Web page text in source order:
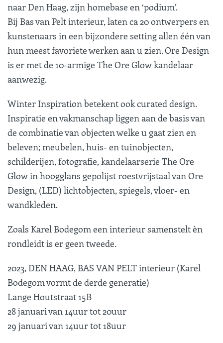
naar Den Haag, zijn homebase en ‘podium’.
Bij Bas van Pelt interieur, laten ca 20 ontwerpers en
kunstenaars in een bijzondere setting allen één van
hun meest favoriete werken aan u zien. Ore Design
is er met de 10-armige The Ore Glow kandelaar
aanwezig.
Winter Inspiration betekent ook curated design.
Inspiratie en vakmanschap liggen aan de basis van
de combinatie van objecten welke u gaat zien en
beleven; meubelen, huis- en tuinobjecten,
schilderijen, fotografie, kandelaarserie The Ore
Glow in hoogglans gepolijst roestvrijstaal van Ore
Design, (LED) lichtobjecten, spiegels, vloer- en
wandkleden.
Zoals Karel Bodegom een interieur samenstelt èn
rondleidt is er geen tweede.
2023, DEN HAAG, BAS VAN PELT interieur (Karel
Bodegom vormt de derde generatie)
Lange Houtstraat 15B
28 januari van 14uur tot 20uur
29 januari van 14uur tot 18uur